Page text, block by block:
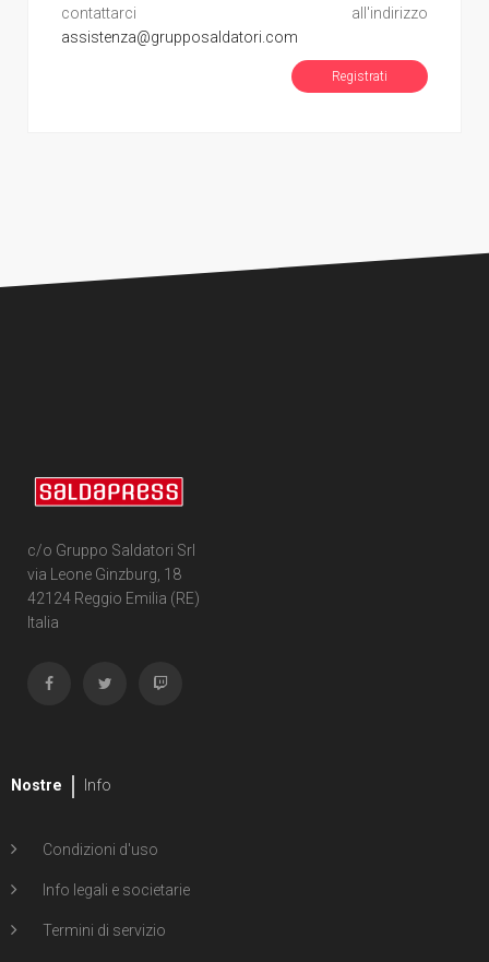
contattarci all'indirizzo
assistenza@grupposaldatori.com
Registrati
c/o Gruppo Saldatori Srl
via Leone Ginzburg, 18
42124 Reggio Emilia (RE)
Italia
Nostre Info
Condizioni d'uso
Info legali e societarie
Termini di servizio